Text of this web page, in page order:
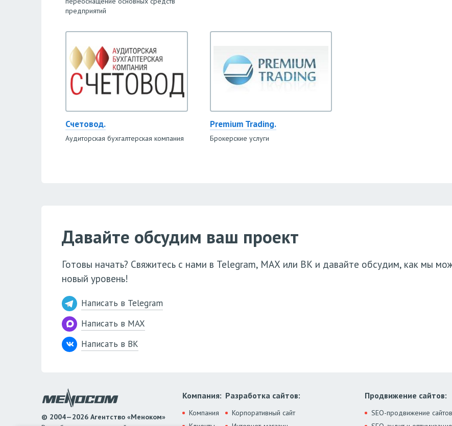
предприятий
Счетовод.
Аудиторская бухгалтерская компания
Premium Trading.
Брокерские услуги
Давайте обсудим ваш проект
Готовы начать? Свяжитесь с нами в Telegram, МАХ или ВК и давайте обсудим, как мы
новый уровень!
Написать в Telegram
Написать в MAX
Написать в ВК
© 2004—2026 Агентство «Меноком»
Компания:
Компания
Разработка сайтов:
Корпоративный сайт
Продвижение сайтов:
SEO-продвижение сайтов